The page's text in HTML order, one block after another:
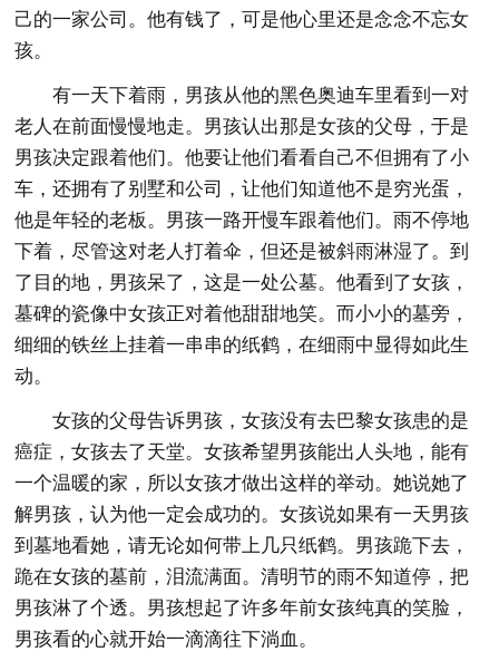
己的一家公司。他有钱了，可是他心里还是念念不忘女
孩。
有一天下着雨，男孩从他的黑色奥迪车里看到一对
老人在前面慢慢地走。男孩认出那是女孩的父母，于是
男孩决定跟着他们。他要让他们看看自己不但拥有了小
车，还拥有了别墅和公司，让他们知道他不是穷光蛋，
他是年轻的老板。男孩一路开慢车跟着他们。雨不停地
下着，尽管这对老人打着伞，但还是被斜雨淋湿了。到
了目的地，男孩呆了，这是一处公墓。他看到了女孩，
墓碑的瓷像中女孩正对着他甜甜地笑。而小小的墓旁，
细细的铁丝上挂着一串串的纸鹤，在细雨中显得如此生
动。
女孩的父母告诉男孩，女孩没有去巴黎女孩患的是
癌症，女孩去了天堂。女孩希望男孩能出人头地，能有
一个温暖的家，所以女孩才做出这样的举动。她说她了
解男孩，认为他一定会成功的。女孩说如果有一天男孩
到墓地看她，请无论如何带上几只纸鹤。男孩跪下去，
跪在女孩的墓前，泪流满面。清明节的雨不知道停，把
男孩淋了个透。男孩想起了许多年前女孩纯真的笑脸，
男孩看的心就开始一滴滴往下淌血。